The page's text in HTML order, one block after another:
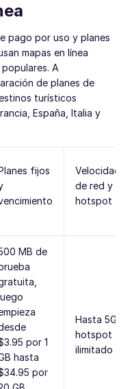
pago por uso y planes
mapas en línea
A
de planes de
turísticos
España, Italia y
fijos
Velocidad
de red y
hotspot
MB de
por 1
hasta
por
Hasta 5G,
hotspot
ilimitado